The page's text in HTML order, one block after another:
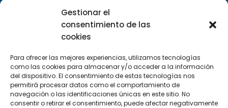
Gestionar el
consentimiento de las
cookies
Para ofrecer las mejores experiencias, utilizamos tecnologías
como las cookies para almacenar y/o acceder a la información
del dispositivo. El consentimiento de estas tecnologías nos
permitirá procesar datos como el comportamiento de
navegación o las identificaciones únicas en este sitio. No
consentir o retirar el consentimiento, puede afectar negativamente
29590 Campanillas, Málaga
Suscríbete a nuestra Newsletter